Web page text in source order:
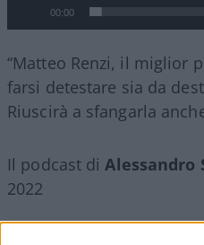
00:00
“Matteo Renzi, il miglior
farsi detestare sia da
Riuscirà a sfangarla
Il podcast diAlessandro
2022